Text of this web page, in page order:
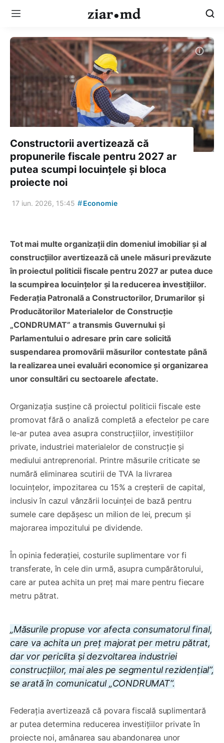
Constructorii avertizează că
propunerile fiscale pentru 2027 ar
putea scumpi locuințele și bloca
proiecte noi
17 iun. 2026, 15:45 #Economie
Tot mai multe organizații din domeniul imobiliar și al
construcțiilor avertizează că unele măsuri prevăzute
în proiectul politicii fiscale pentru 2027 ar putea duce
la scumpirea locuințelor și la reducerea investițiilor.
Federația Patronală a Constructorilor, Drumarilor și
Producătorilor Materialelor de Construcție
„CONDRUMAT” a transmis Guvernului și
Parlamentului o adresare prin care solicită
suspendarea promovării măsurilor contestate până
la realizarea unei evaluări economice și organizarea
unor consultări cu sectoarele afectate.
Organizația susține că proiectul politicii fiscale este
promovat fără o analiză completă a efectelor pe care
le-ar putea avea asupra construcțiilor, investițiilor
private, industriei materialelor de construcție și
mediului antreprenorial. Printre măsurile criticate se
numără eliminarea scutirii de TVA la livrarea
locuințelor, impozitarea cu 15% a creșterii de capital,
inclusiv în cazul vânzării locuinței de bază pentru
sumele care depășesc un milion de lei, precum și
majorarea impozitului pe dividende.
În opinia federației, costurile suplimentare vor fi
transferate, în cele din urmă, asupra cumpărătorului,
care ar putea achita un preț mai mare pentru fiecare
metru pătrat.
„Măsurile propuse vor afecta consumatorul final,
care va achita un preț majorat per metru pătrat,
dar vor periclita și dezvoltarea industriei
construcțiilor, mai ales pe segmentul rezidențial”,
se arată în comunicatul „CONDRUMAT”.
Federația avertizează că povara fiscală suplimentară
ar putea determina reducerea investițiilor private în
proiecte noi, amânarea sau abandonarea unor